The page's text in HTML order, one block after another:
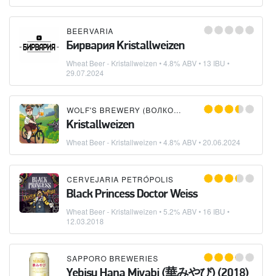
BEERVARIA
Бирвария Kristallweizen
Wheat Beer - Kristallweizen • 4.8% ABV • 13 IBU •
29.07.2024
WOLF'S BREWERY (ВОЛКОВСКАЯ ПИВОВАРНЯ)
Kristallweizen
Wheat Beer - Kristallweizen • 4.8% ABV •20.06.2024
CERVEJARIA PETRÓPOLIS
Black Princess Doctor Weiss
Wheat Beer - Kristallweizen • 5.2% ABV • 16 IBU •
12.03.2018
SAPPORO BREWERIES